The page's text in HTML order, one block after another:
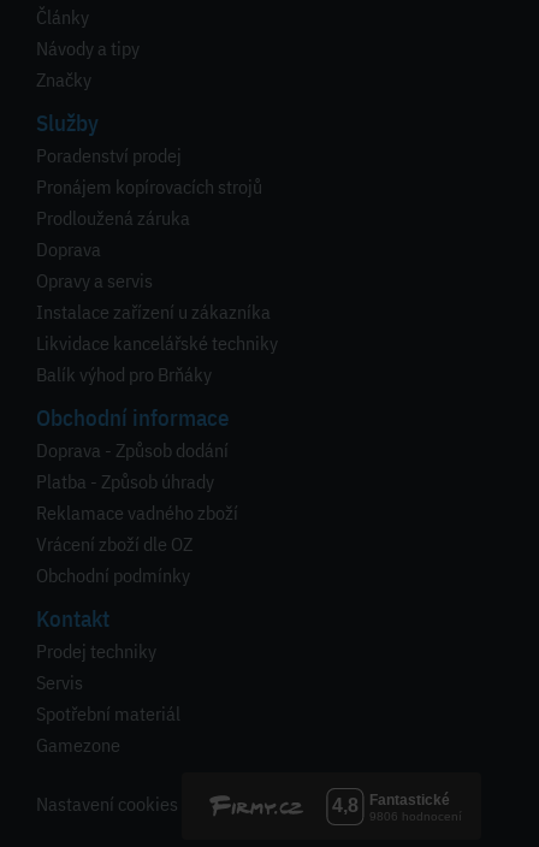
Články
Návody a tipy
Značky
Služby
Poradenství prodej
Pronájem kopírovacích strojů
Prodloužená záruka
Doprava
Opravy a servis
Instalace zařízení u zákazníka
Likvidace kancelářské techniky
Balík výhod pro Brňáky
Obchodní informace
Doprava - Způsob dodání
Platba - Způsob úhrady
Reklamace vadného zboží
Vrácení zboží dle OZ
Obchodní podmínky
Kontakt
Prodej techniky
Servis
Spotřební materiál
Gamezone
Nastavení cookies